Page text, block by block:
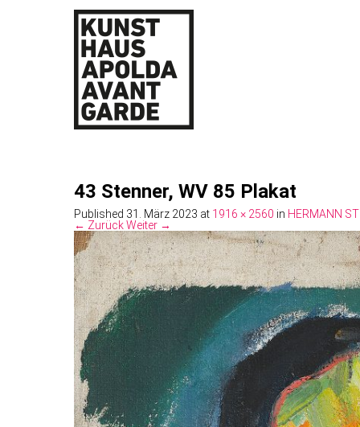
43 Stenner, WV 85 Plakat
Published 31. März 2023 at 1916 × 2560 in HERMANN
← ZurückWeiter →